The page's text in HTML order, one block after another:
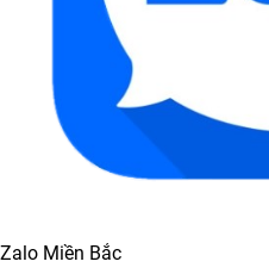
Zalo Miền Bắc